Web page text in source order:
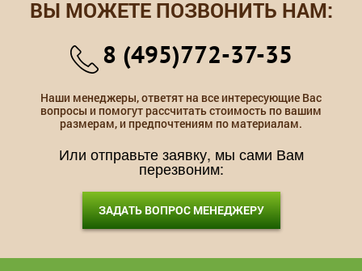
ВЫ МОЖЕТЕ ПОЗВОНИТЬ НАМ:
8 (495)772-37-35
Наши менеджеры, ответят на все интересующие Вас
вопросы и помогут рассчитать стоимость по вашим
размерам, и предпочтениям по материалам.
Или отправьте заявку, мы сами Вам
перезвоним:
ЗАДАТЬ ВОПРОС МЕНЕДЖЕРУ